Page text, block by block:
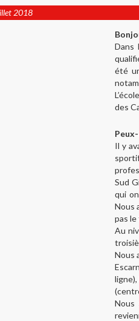
2018
Dans
été
des
Il y
Sud
qui
Nous
pas
Au
Nous
Nous